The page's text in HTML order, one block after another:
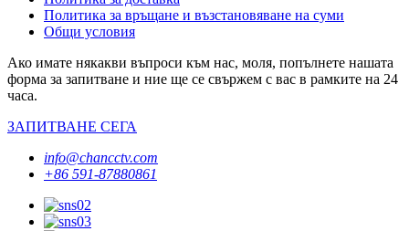
Политика за връщане и възстановяване на суми
Общи условия
Ако имате някакви въпроси към нас, моля, попълнете нашата
форма за запитване и ние ще се свържем с вас в рамките на 24
часа.
ЗАПИТВАНЕ СЕГА
info@chancctv.com
+86 591-87880861